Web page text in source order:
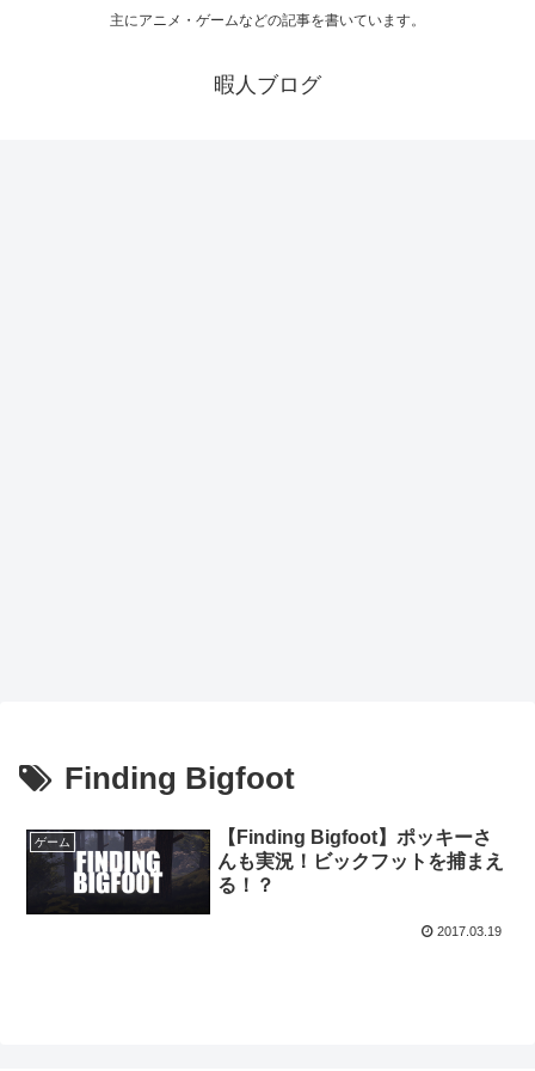
主にアニメ・ゲームなどの記事を書いています。
暇人ブログ
Finding Bigfoot
ゲーム
【Finding Bigfoot】ポッキーさ
んも実況！ビックフットを捕まえ
る！？
2017.03.19